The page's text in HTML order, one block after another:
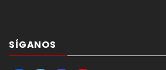
SÍGANOS